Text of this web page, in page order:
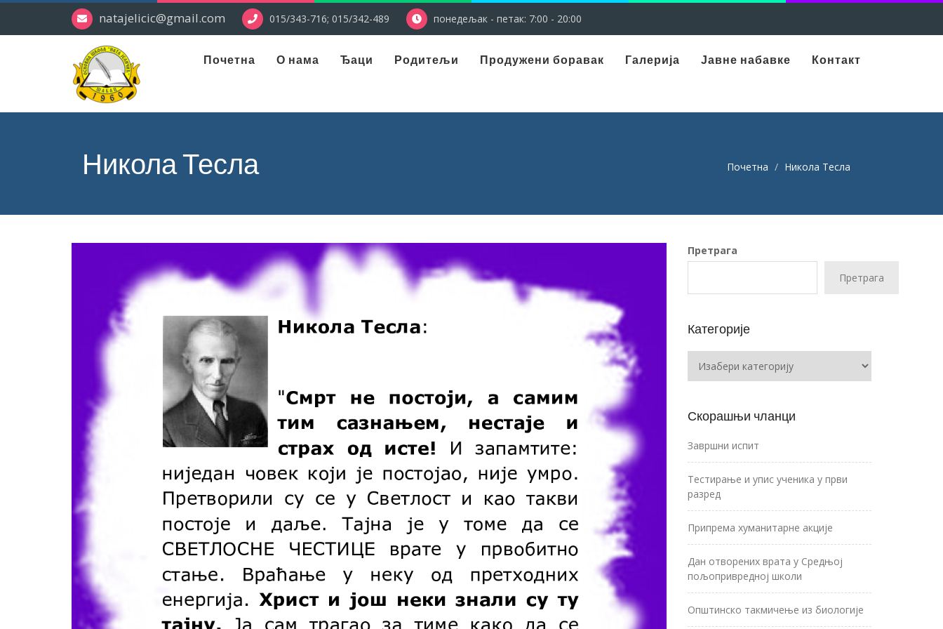
natajelicic@gmail.com 015/343-716; 015/342-489 понедељак - петак: 7:00 - 20:00
Почетна О нама Ђаци Родитељи Продужени боравак Галерија Јавне набавке Контакт
Никола Тесла Почетна Никола Тесла
Претрага
Претрага
Категорије
Скорашњи чланци
Завршни испит
Тестирање и упис ученика у први
разред
Припрема хуманитарне акције
Дан отворених врата у Средњој
пољопривредној школи
Општинско такмичење из биологије